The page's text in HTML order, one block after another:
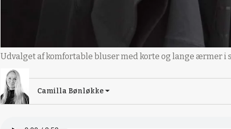
Udvalget af komfortable bluser med korte og lange ærmer i
Camilla Bønløkke